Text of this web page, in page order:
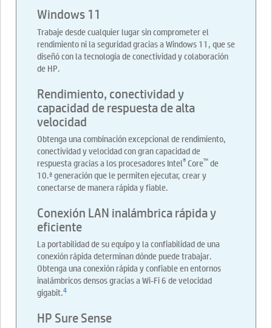
Windows 11
Trabaje desde cualquier lugar sin comprometer el
rendimiento ni la seguridad gracias a Windows 11, que se
diseñó con la tecnología de conectividad y colaboración
de HP.
Rendimiento, conectividad y
capacidad de respuesta de alta
velocidad
Obtenga una combinación excepcional de rendimiento,
conectividad y velocidad con gran capacidad de
respuesta gracias a los procesadores Intel®Core™de
10.ª generación que le permiten ejecutar, crear y
conectarse de manera rápida y fiable.
Conexión LAN inalámbrica rápida y
eficiente
La portabilidad de su equipo y la confiabilidad de una
conexión rápida determinan dónde puede trabajar.
Obtenga una conexión rápida y confiable en entornos
inalámbricos densos gracias a Wi-Fi 6 de velocidad
gigabit.4
HP Sure Sense